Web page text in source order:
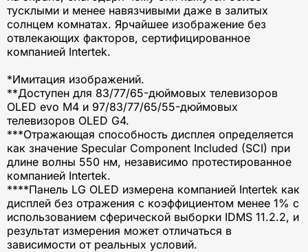
тусклыми и менее навязчивыми даже в залитых
солнцем комнатах. Ярчайшее изображение без
отвлекающих факторов, сертифицированное
компанией Intertek.
*Имитация изображений.
**Доступен для 83/77/65-дюймовых телевизоров
OLED evo M4 и 97/83/77/65/55-дюймовых
телевизоров OLED G4.
***Отражающая способность дисплея определяется
как значение Specular Component Included (SCI) при
длине волны 550 нм, независимо протестированное
компанией Intertek.
****Панель LG OLED измерена компанией Intertek как
дисплей без отражения с коэффициентом менее 1% с
использованием сферической выборки IDMS 11.2.2, и
результат измерения может отличаться в
зависимости от реальных условий.